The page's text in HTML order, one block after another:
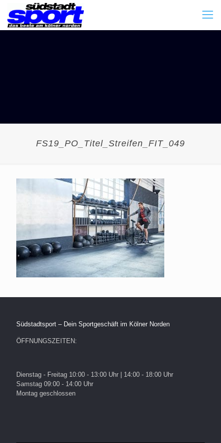
FS19_PO_Titel_Streifen_FIT_049
Südstadtsport – Dein Sportgeschäft im Kölner Norden
ÖFFNUNGSZEITEN:
Dienstag - Freitag 10:00 - 13:00 Uhr | 14:00 - 18:00 Uhr
Samstag 09:00 - 14:00 Uhr
Montag geschlossen